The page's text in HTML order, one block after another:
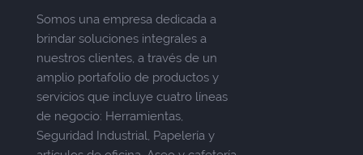
Somos una empresa dedicada a
brindar soluciones integrales a
nuestros clientes, a través de un
amplio portafolio de productos y
servicios que incluye cuatro líneas
de negocio: Herramientas,
Seguridad Industrial, Papelería y